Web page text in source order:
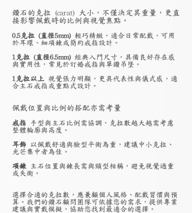
鑽石的克拉 (carat) 大小，不僅決定其重量，更直
接影響佩戴時的比例與視覺焦點。
0.5克拉 (直徑5mm) 輕巧精緻，適合日常配戴，可用
於耳環、細項鍊或簡約戒指設計。
1克拉 (直徑6.5mm) 經典入門尺寸，具備良好存在感
與實用性，常見於訂婚戒指與單鑽吊墜。
1克拉以上 視覺張力明顯，更具代表性與儀式感，適
合主石戒指或重點式設計。
佩戴位置與比例的搭配亦需考量
戒指 手型與主石比例需協調，克拉數越大越需考慮
整體輪廓與高度。
耳飾 以佩戴舒適與臉型平衡為重，建議中小克拉、
光芒集中者為佳。
項鍊 主石位置與鍊長需與頸型相稱，避免視覺過重
或失衡。
選擇合適的克拉數，應兼顧個人風格、配戴習慣與預
算。我們的鑽石顧問團隊可依據您的需求，提供專業
建議與實戴模擬，協助您找到最適合的選擇。